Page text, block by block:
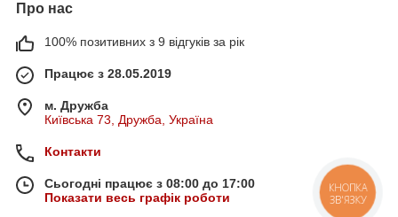
Про нас
100% позитивних з 9 відгуків за рік
Працює з 28.05.2019
м. Дружба
Київська 73, Дружба, Україна
Контакти
Сьогодні працює з 08:00 до 17:00
Показати весь графік роботи
КНОПКА
ЗВ'ЯЗКУ